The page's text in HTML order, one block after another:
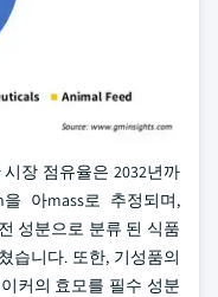
장 점유율은 2032년까
아mass로 추정되며,
성분으로 분류 된 식품
습니다. 또한, 기성품의
커의 효모를 필수 성분